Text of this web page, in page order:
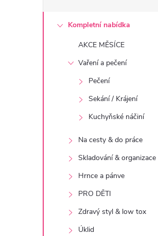
o
Kompletní nabídka
AKCE MĚSÍCE
Vaření a pečení
Pečení
Sekání / Krájení
Kuchyňské náčiní
Na cesty & do práce
Skladování & organizace
Hrnce a pánve
PRO DĚTI
Zdravý styl & low tox
Úklid